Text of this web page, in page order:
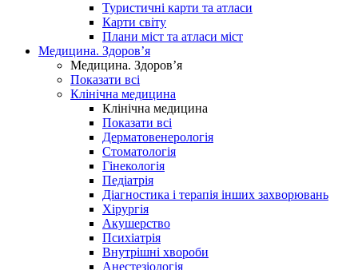
Туристичні карти та атласи
Карти світу
Плани міст та атласи міст
Медицина. Здоров’я
Медицина. Здоров’я
Показати всі
Клінічна медицина
Клінічна медицина
Показати всі
Дерматовенерологія
Стоматологія
Гінекологія
Педіатрія
Діагностика і терапія інших захворювань
Хірургія
Акушерство
Психіатрія
Внутрішні хвороби
Анестезіологія